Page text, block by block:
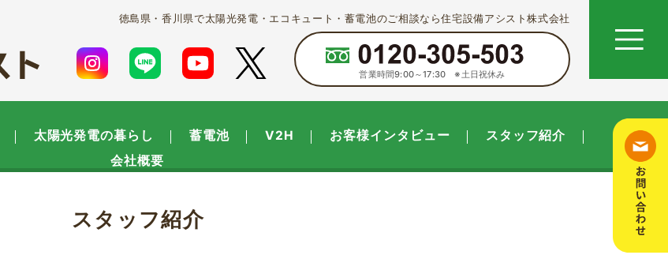
徳島県・香川県で太陽光発電・エコキュート・蓄電池のご相談なら住宅設備アシスト株式会社
営業時間9:00～17:30 ※土日祝休み
太陽光発電の暮らし 蓄電池 V2H お客様インタビュー
スタッフ紹介
会社概要
スタッフ紹介